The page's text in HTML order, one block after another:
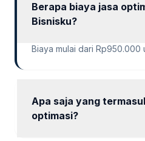
Berapa biaya jasa
Bisnisku?
Biaya mulai dari Rp950.000
Apa saja yang
optimasi?